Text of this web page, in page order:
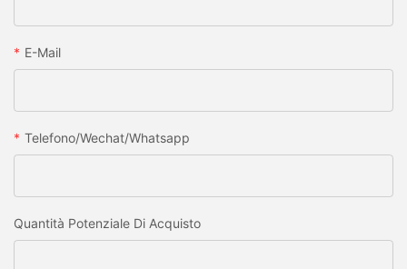
E-Mail
Telefono/wechat/whatsapp
Quantità Potenziale Di Acquisto